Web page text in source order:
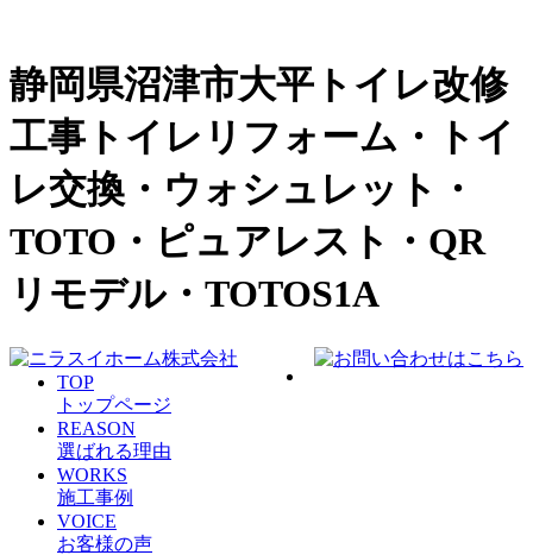
静岡県沼津市大平トイレ改修
工事トイレリフォーム・トイ
レ交換・ウォシュレット・
TOTO・ピュアレスト・QR
リモデル・TOTOS1A
TOP
トップページ
REASON
選ばれる理由
WORKS
施工事例
VOICE
お客様の声